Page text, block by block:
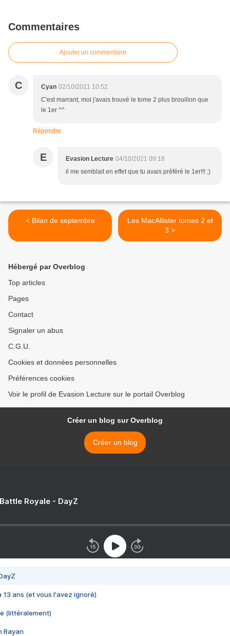
Commentaires
Ajouter un commentaire
C Cyan 02/10/2021 10:52
C'est marrant, moi j'avais trouvé le tome 2 plus brouillon que
le 1er ^^
Répondre
E Evasion Lecture 04/10/2021 09:18
il me semblait en effet que tu avais préféré le 1er!!! ;)
< Bilan de septembre
Les MacAllister tomes 2 et
3 >
Hébergé par Overblog
Top articles
Pages
Contact
Signaler un abus
C.G.U.
Cookies et données personnelles
Préférences cookies
Voir le profil de Evasion Lecture sur le portail Overblog
Créer un blog sur Overblog
Créer un blog
Royale - DayZ
13 ans (et vous l'avez ignoré)
(littéralement)
Rayan